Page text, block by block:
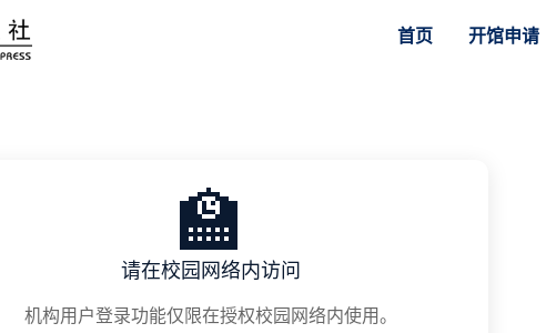
首页 开馆申请
🏫
请在校园网络内访问
机构用户登录功能仅限在授权校园网络内使用。